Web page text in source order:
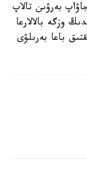
بەرۋىن تالاپ
وزگە بالالارعا
باعا بەرىلۋى